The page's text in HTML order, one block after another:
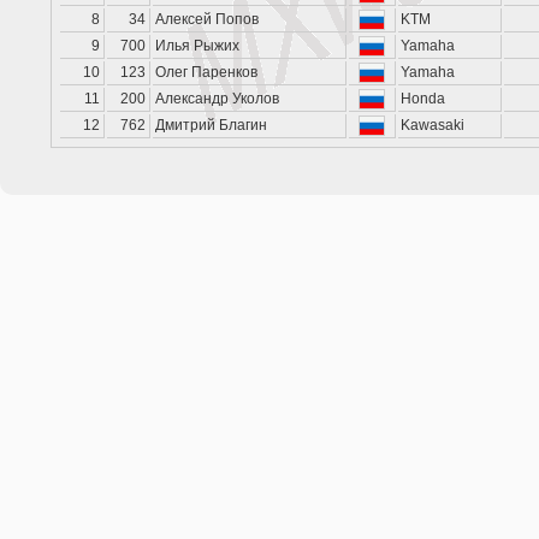
8
34 Алексей Попов
KTM
9
700 Илья Рыжих
Yamaha
10
123 Олег Паренков
Yamaha
11
200 Александр Уколов
Honda
12
762 Дмитрий Благин Kawasaki